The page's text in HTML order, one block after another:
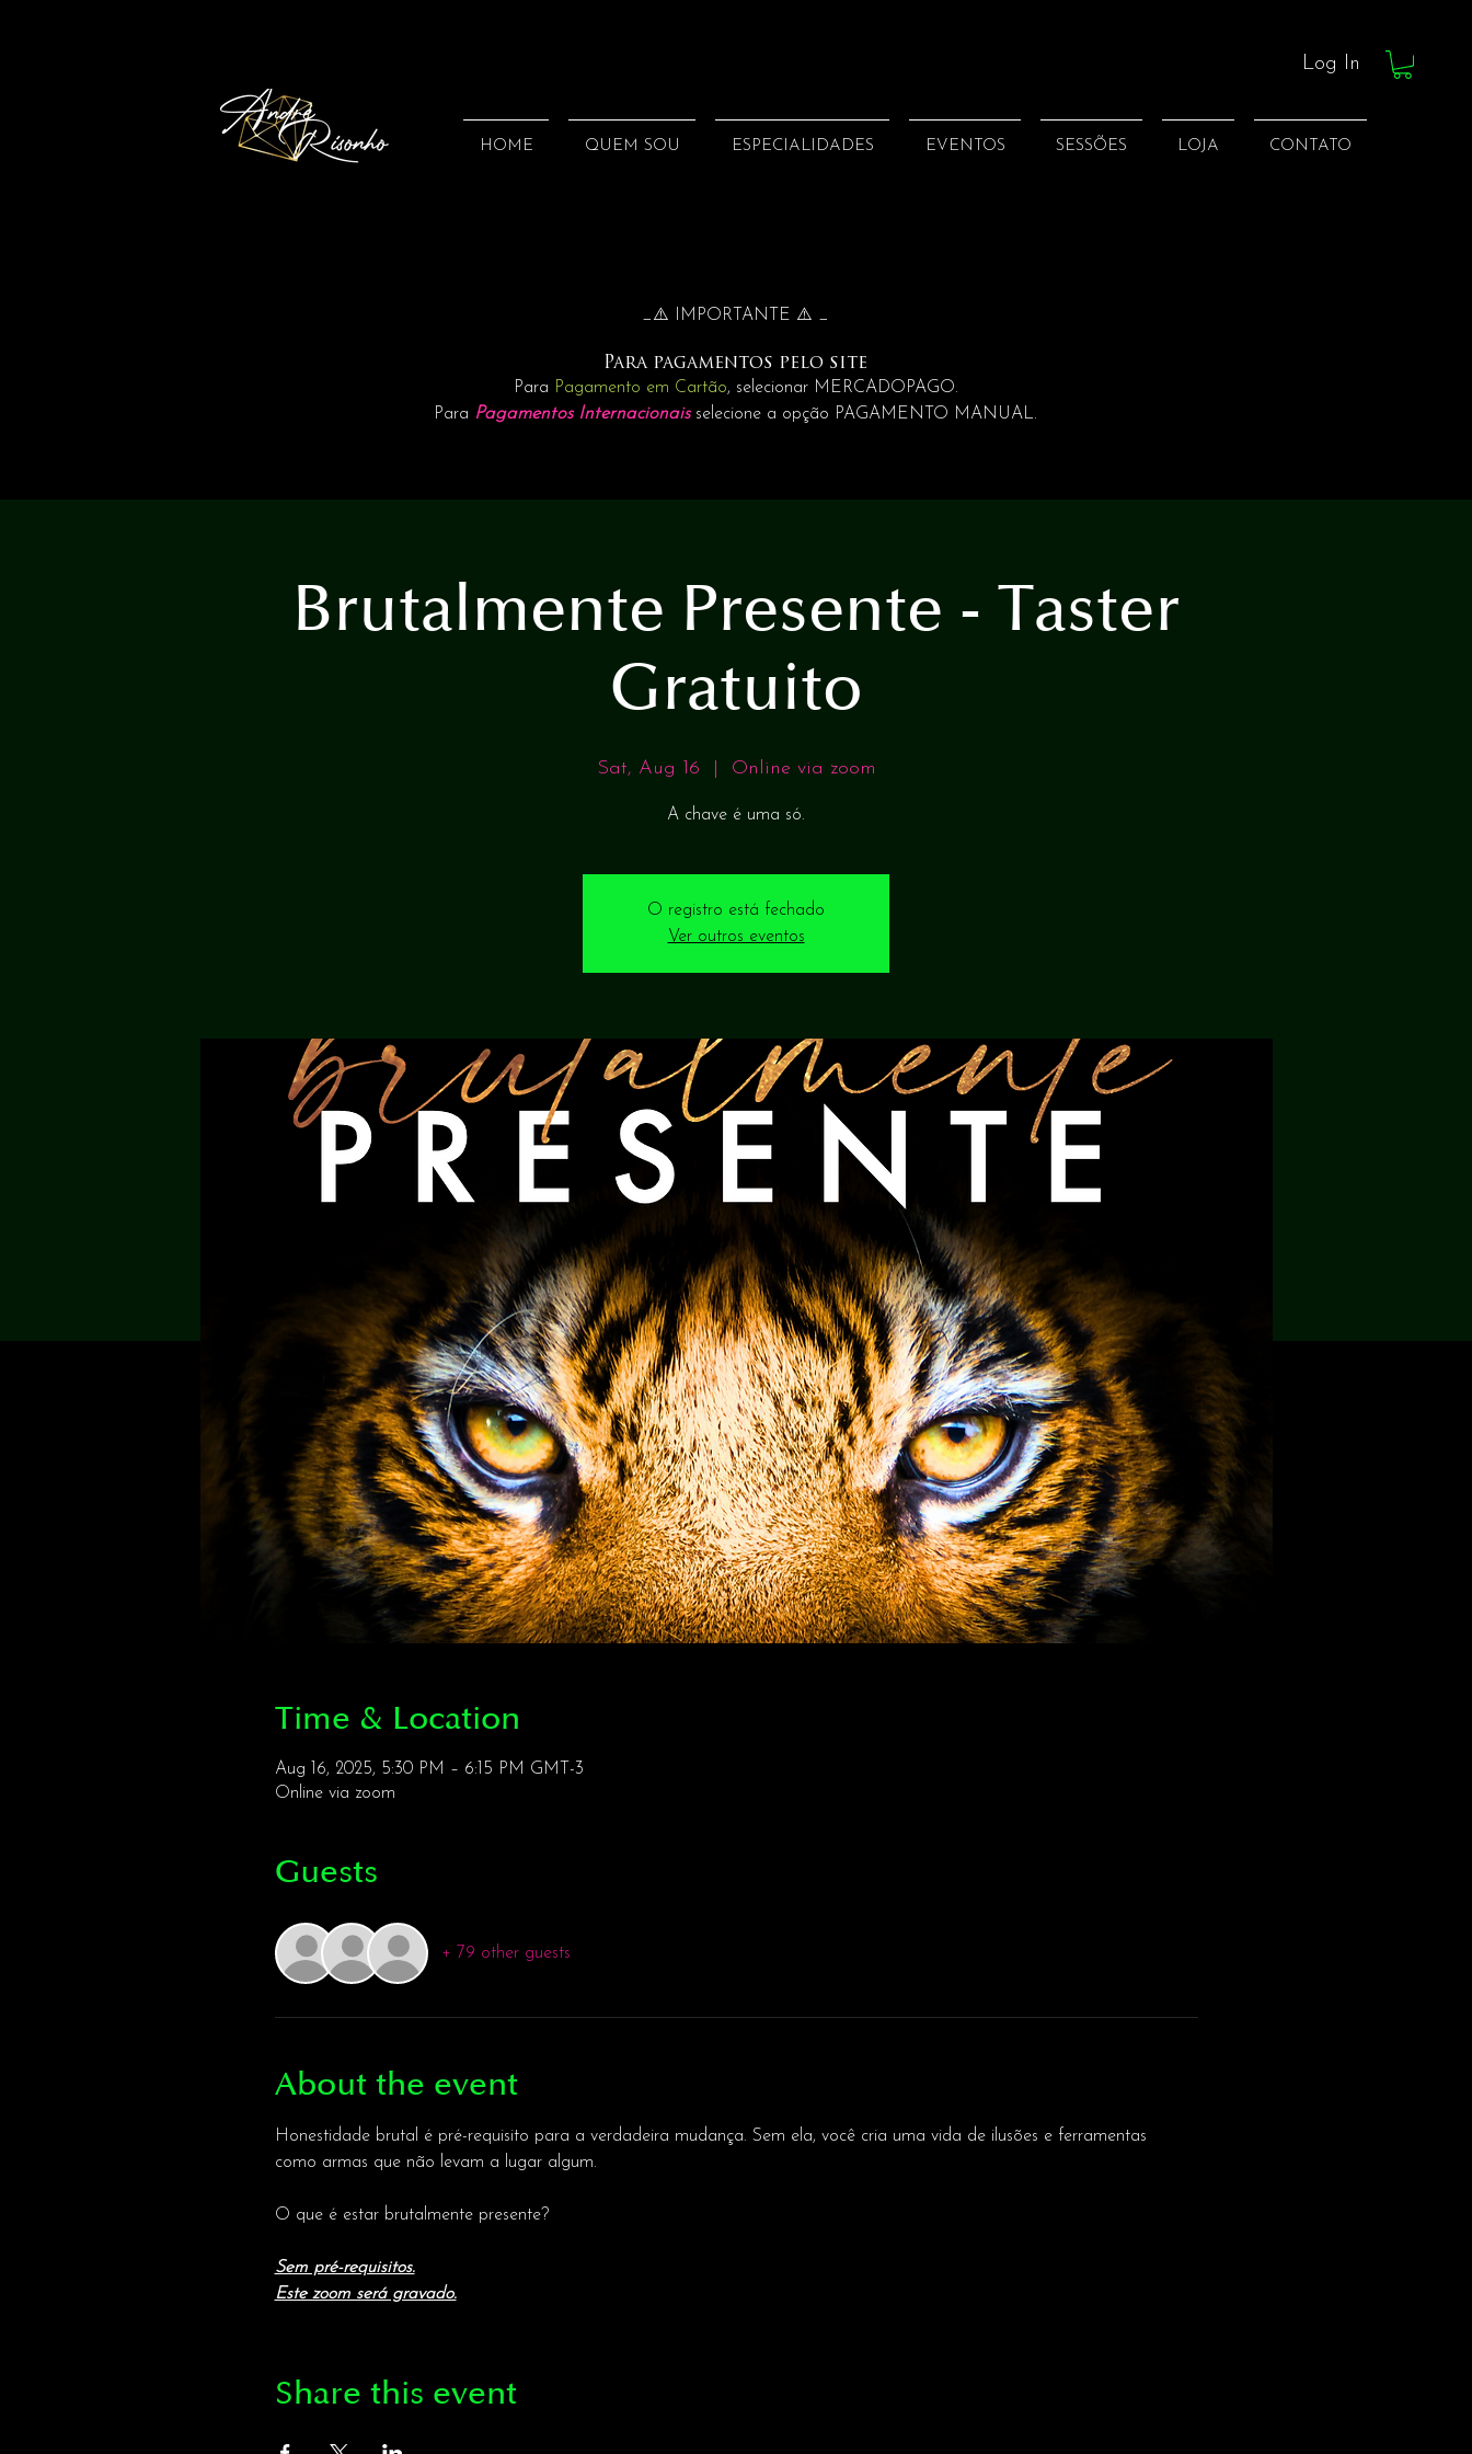
Log In
HOME QUEM SOU ESPECIALIDADES EVENTOS SESSÕES LOJA CONTATO
_⚠️ IMPORTANTE ⚠️ _
Para pagamentos pelo site
Para Pagamento em Cartão, selecionar MERCADOPAGO.
Para Pagamentos Internacionais selecione a opção PAGAMENTO MANUAL.
Brutalmente Presente - Taster
Gratuito
Sat, Aug 16 Online via zoom
A chave é uma só.
O registro está fechado
Ver outros eventos
Time & Location
Aug 16, 2025, 5:30 PM – 6:15 PM GMT-3
Online via zoom
Guests
+ 79 other guests
About the event
Honestidade brutal é pré-requisito para a verdadeira mudança. Sem ela, você cria uma vida de ilusões e ferramentas
como armas que não levam a lugar algum.
O que é estar brutalmente presente?
Sem pré-requisitos.
Este zoom será gravado.
Share this event